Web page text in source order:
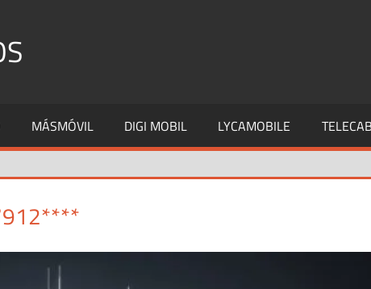
MÁSMÓVIL DIGI MOBIL LYCAMOBILE